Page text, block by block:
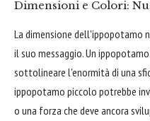
Dimensioni e Colori:
La dimensione dell'ippopotamo
il suo messaggio. Un
sottolineare l'enormità di una
ippopotamo piccolo potrebbe
o una forza che deve ancora